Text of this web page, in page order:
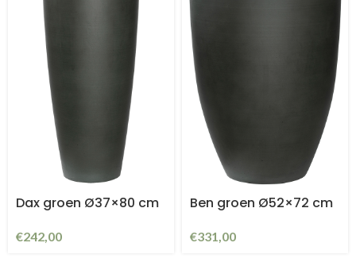
Dax groen Ø37×80 cm
€242,00
Ben groen Ø52×72 cm
€331,00